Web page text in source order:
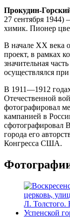
Прокудин-
27 сентября 1944)
химик. Пионер
В начале XX века
проект, в рамках
значительная
осуществлялся
В 1911—1912
Отечественной
фотографировал
кампанией в
сфотографировал
города его
Конгресса США.